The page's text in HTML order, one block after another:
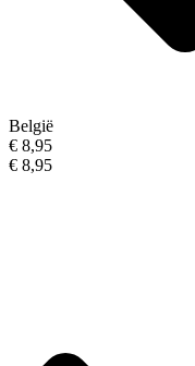
België
€ 8,95
€ 8,95